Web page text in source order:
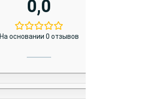
0,0
На основании 0 отзывов